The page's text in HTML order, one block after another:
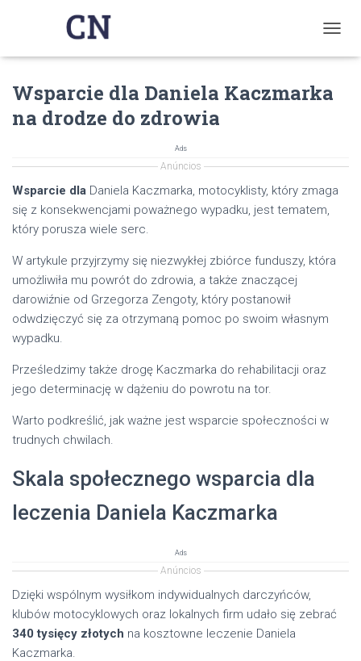
O
L
G
Wsparcie dla Daniela Kaczmarka
na drodze do zdrowia
Ads
Anúncios
Wsparcie dla Daniela Kaczmarka, motocyklisty, który zmaga
się z konsekwencjami poważnego wypadku, jest tematem,
który porusza wiele serc.
W artykule przyjrzymy się niezwykłej zbiórce funduszy, która
umożliwiła mu powrót do zdrowia, a także znaczącej
darowiźnie od Grzegorza Zengoty, który postanowił
odwdzięczyć się za otrzymaną pomoc po swoim własnym
wypadku.
Prześledzimy także drogę Kaczmarka do rehabilitacji oraz
jego determinację w dążeniu do powrotu na tor.
Warto podkreślić, jak ważne jest wsparcie społeczności w
trudnych chwilach.
Skala społecznego wsparcia dla
leczenia Daniela Kaczmarka
Ads
Anúncios
Dzięki wspólnym wysiłkom indywidualnych darczyńców,
klubów motocyklowych oraz lokalnych firm udało się zebrać
340 tysięcy złotych na kosztowne leczenie Daniela
Kaczmarka.